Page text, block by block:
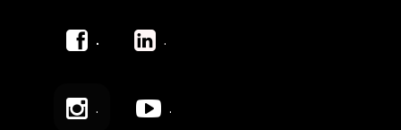
. .
. .